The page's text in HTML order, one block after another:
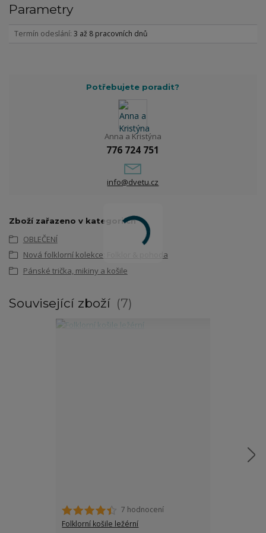
Parametry
Termín odeslání 3 až 8 pracovních dnů
Potřebujete poradit?
Anna a Kristýna
776 724 751
info@dvetu.cz
Zboží zařazeno v kategoriích
OBLEČENÍ
Nová folklorní kolekce: Folklor & pohoda
Pánské trička, mikiny a košile
Související zboží 7
7 hodnocení
Folklorní košile ležérní